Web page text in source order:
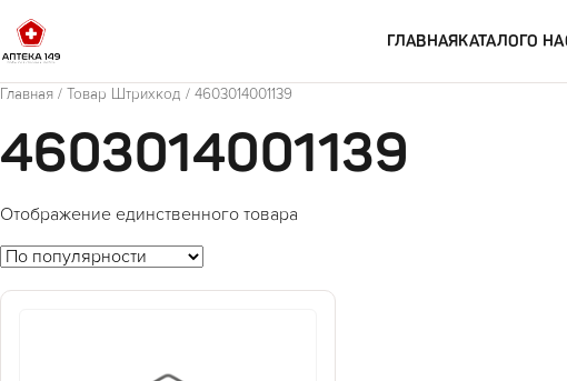
ГЛАВНАЯКАТАЛОГО
Главная / Товар Штрихкод / 4603014001139
4603014001139
Отображение единственного товара